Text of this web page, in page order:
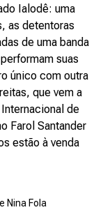
Ialodê: uma
as detentoras
de uma banda
suas
único com outra
que vem a
de
Farol Santander
estão à venda
Nina Fola